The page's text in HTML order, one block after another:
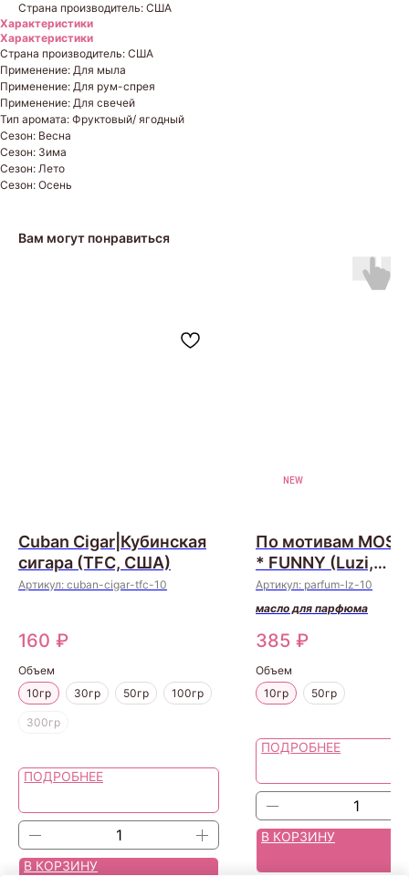
Страна производитель: США
Характеристики
Характеристики
Страна производитель: США
Применение: Для мыла
Применение: Для рум-спрея
Применение: Для свечей
Тип аромата: Фруктовый/ ягодный
Сезон: Весна
Сезон: Зима
Сезон: Лето
Сезон: Осень
Вам могут понравиться
Cuban Cigar|Кубинская
сигара (TFC, США)
Артикул: cuban-cigar-tfc-10
160 ₽
Объем
10гр
30гр 50гр 100гр
300гр
ПОДРОБНЕЕ
В КОРЗИНУ
NEW
По мотивам
* FUNNY (Luzi,
Швейцария)
Артикул: parfum-lz-10
масло для парфюма
385 ₽
Объем
10гр
50гр
ПОДРОБНЕЕ
В КОРЗИНУ